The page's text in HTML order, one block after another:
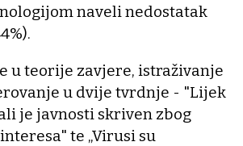
naveli nedostatak
u teorije zavjere, istraživanje
u dvije tvrdnje - "Lijek
je javnosti skriven zbog
te „Virusi su